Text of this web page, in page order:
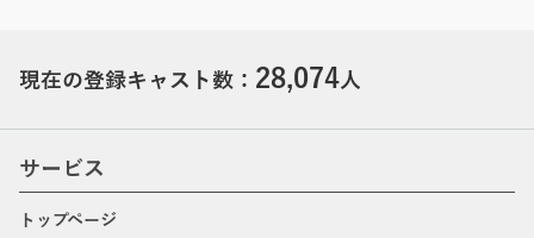
現在の登録キャスト数： 28,074人
サービス
トップページ